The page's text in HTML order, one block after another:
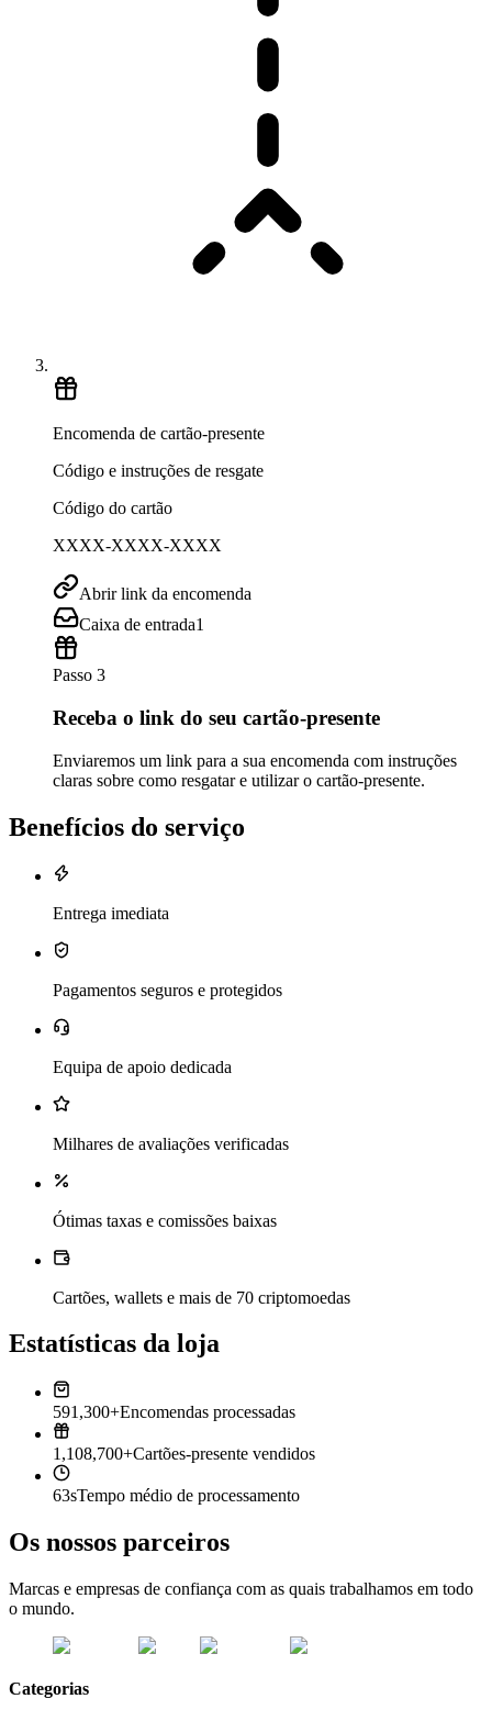
Encomenda de cartão-presente
Código e instruções de resgate
Código do cartão
XXXX-XXXX-XXXX
Abrir link da encomenda
Caixa de entrada1
Passo 3
Receba o link do seu cartão-presente
Enviaremos um link para a sua encomenda com instruções
claras sobre como resgatar e utilizar o cartão-presente.
Benefícios do serviço
Entrega imediata
Pagamentos seguros e protegidos
Equipa de apoio dedicada
Milhares de avaliações verificadas
Ótimas taxas e comissões baixas
Cartões, wallets e mais de 70 criptomoedas
Estatísticas da loja
591,300+Encomendas processadas
1,108,700+Cartões-presente vendidos
63sTempo médio de processamento
Os nossos parceiros
Marcas e empresas de confiança com as quais trabalhamos em todo
o mundo.
Categorias